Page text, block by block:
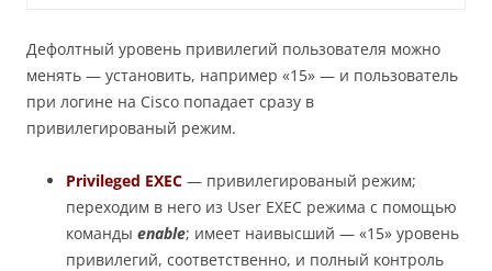
Дефолтный уровень привилегий пользователя можно
менять — установить, например «15» — и пользователь
при логине на Cisco попадает сразу в
привилегированый режим.
Privileged EXEC — привилегированый режим;
переходим в него из User EXEC режима с помощью
команды enable; имеет наивысший — «15» уровень
привилегий, соответственно, и полный контроль